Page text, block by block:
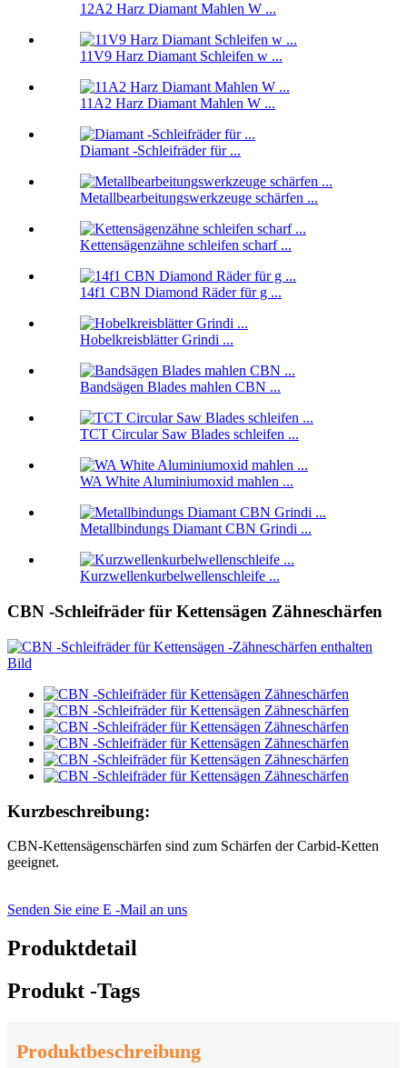
12A2 Harz Diamant Mahlen W ...
11V9 Harz Diamant Schleifen w ...
11A2 Harz Diamant Mahlen W ...
Diamant -Schleifräder für ...
Metallbearbeitungswerkzeuge schärfen ...
Kettensägenzähne schleifen scharf ...
14f1 CBN Diamond Räder für g ...
Hobelkreisblätter Grindi ...
Bandsägen Blades mahlen CBN ...
TCT Circular Saw Blades schleifen ...
WA White Aluminiumoxid mahlen ...
Metallbindungs ​​Diamant CBN Grindi ...
Kurzwellenkurbelwellenschleife ...
CBN -Schleifräder für Kettensägen Zähneschärfen
Kurzbeschreibung:
CBN-Kettensägenschärfen sind zum Schärfen der Carbid-Ketten
geeignet.
Senden Sie eine E -Mail an uns
Produktdetail
Produkt -Tags
Produktbeschreibung